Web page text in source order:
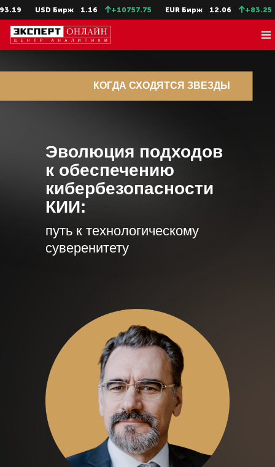
USD Бирж 1.16 +10757.75 EUR Бирж 12.06 +83.25
Эволюция подходов
к обеспечению
кибербезопасности
КИИ:
путь к технологическому
суверенитету
КОГДА СХОДЯТСЯ ЗВЕЗДЫ